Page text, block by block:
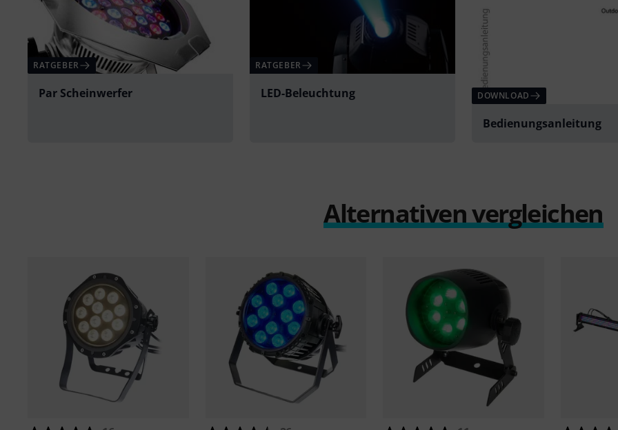
RATGEBER
Par Scheinwerfer
RATGEBER
LED-Beleuchtung DOWNLOAD
Bedienungsanleitung
Alternativen vergleichen